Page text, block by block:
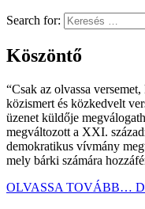
Search for:
Köszöntő
“Csak az olvassa
közismert és közkedvelt
üzenet küldője
megváltozott a XXI.
demokratikus vívmány
mely bárki számára
OLVASSA TOVÁBB…